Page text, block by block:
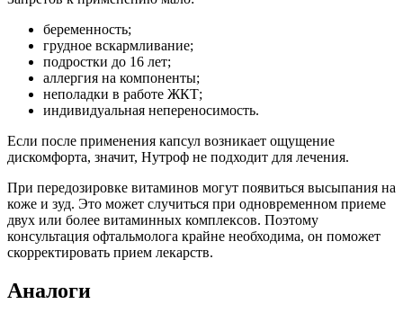
беременность;
грудное вскармливание;
подростки до 16 лет;
аллергия на компоненты;
неполадки в работе ЖКТ;
индивидуальная непереносимость.
Если после применения капсул возникает ощущение
дискомфорта, значит, Нутроф не подходит для лечения.
При передозировке витаминов могут появиться высыпания на
коже и зуд. Это может случиться при одновременном приеме
двух или более витаминных комплексов. Поэтому
консультация офтальмолога крайне необходима, он поможет
скорректировать прием лекарств.
Аналоги